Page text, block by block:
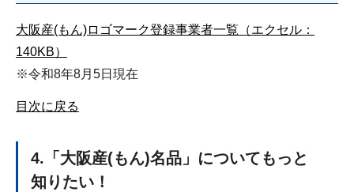
大阪産(もん)ロゴマーク登録事業者一覧（エクセル：
140KB）
※令和8年8月5日現在
目次に戻る
4.「大阪産(もん)名品」についてもっと
知りたい！